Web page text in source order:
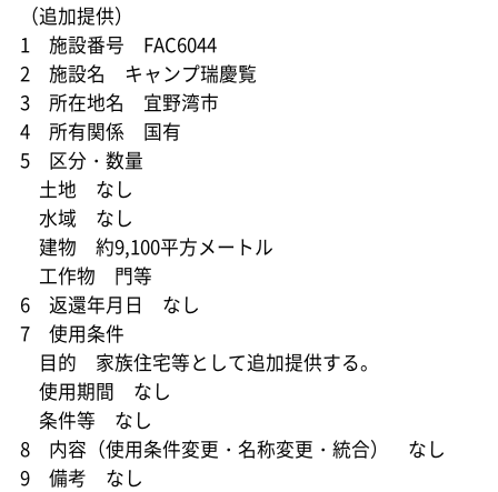
（追加提供）
1 施設番号 FAC6044
2 施設名 キャンプ瑞慶覧
3 所在地名 宜野湾市
4 所有関係 国有
5 区分・数量
土地 なし
水域 なし
建物 約9,100平方メートル
工作物 門等
6 返還年月日 なし
7 使用条件
目的 家族住宅等として追加提供する。
使用期間 なし
条件等 なし
8 内容（使用条件変更・名称変更・統合） なし
9 備考 なし